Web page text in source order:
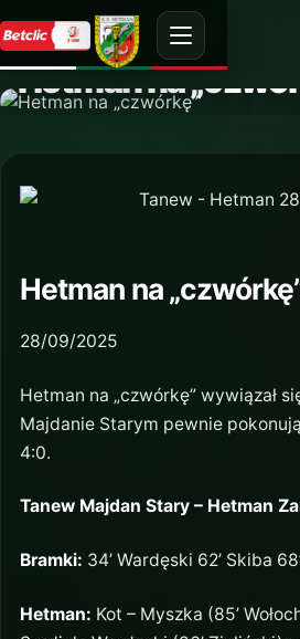
AKTUALNOŚĆ
Hetman na
Hetman na
28/09/2025
Hetman na „czwórkę” wywiązał
Majdanie Starym pewnie
4:0.
Tanew Majdan Stary – Hetman
Bramki: 34’ Wardęski 62’ Skiba
Hetman: Kot – Myszka (85’